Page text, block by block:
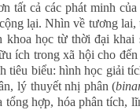
tất cả các phát minh
lại. Nhìn về tương lai,
khoa học từ thời đại khai
ích trong xã hội cho
tiêu biểu: hình học giải
lý thuyết nhị phân (
tổng hợp, hóa phân tích,